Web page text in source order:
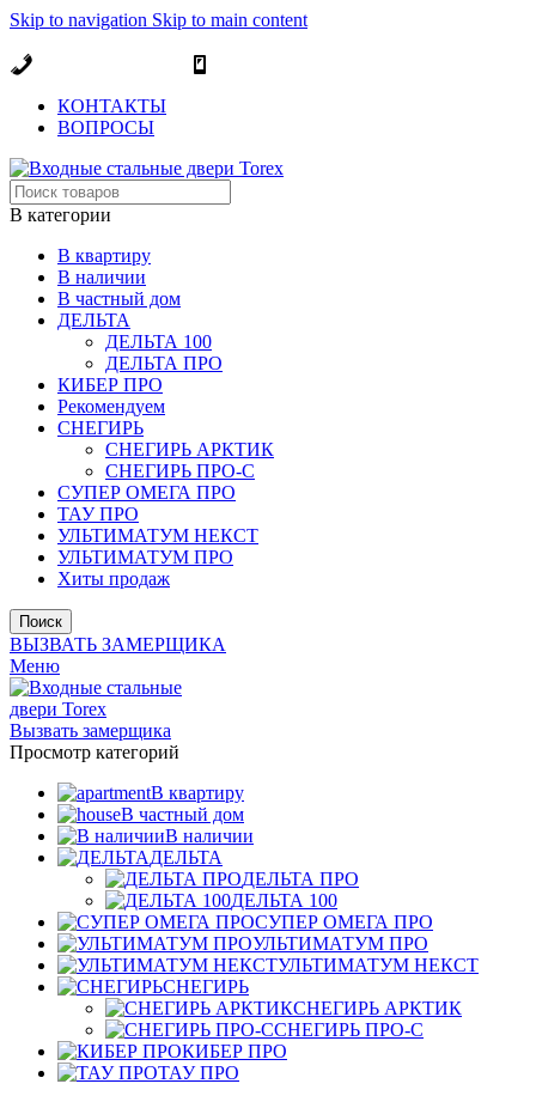
Skip to navigation Skip to main content
КОНТАКТЫ
ВОПРОСЫ
В категории
В квартиру
В наличии
В частный дом
ДЕЛЬТА
ДЕЛЬТА 100
ДЕЛЬТА ПРО
КИБЕР ПРО
Рекомендуем
СНЕГИРЬ
СНЕГИРЬ АРКТИК
СНЕГИРЬ ПРО-С
СУПЕР ОМЕГА ПРО
ТАУ ПРО
УЛЬТИМАТУМ НЕКСТ
УЛЬТИМАТУМ ПРО
Хиты продаж
Поиск
ВЫЗВАТЬ ЗАМЕРЩИКА
Меню
Вызвать замерщика
Просмотр категорий
В квартиру
В частный дом
В наличии
ДЕЛЬТА
ДЕЛЬТА ПРО
ДЕЛЬТА 100
СУПЕР ОМЕГА ПРО
УЛЬТИМАТУМ ПРО
УЛЬТИМАТУМ НЕКСТ
СНЕГИРЬ
СНЕГИРЬ АРКТИК
СНЕГИРЬ ПРО-С
КИБЕР ПРО
ТАУ ПРО